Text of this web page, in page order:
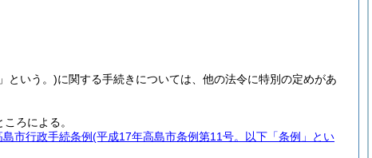
という。)に関する手続きについては、他の法令に特別の定めがあ
ろによる。
島市行政手続条例(平成17年高島市条例第11号。以下「条例」とい